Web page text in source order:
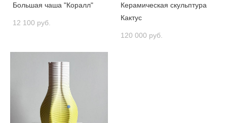
Большая чаша "Коралл"
12 100 pуб.
Керамическая скульптура
Кактус
120 000 pуб.